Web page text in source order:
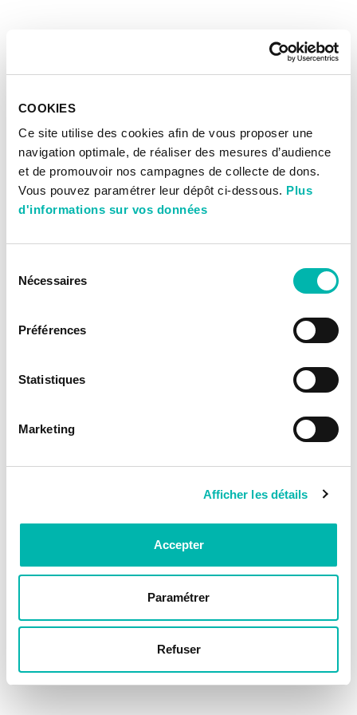
COOKIES
Ce site utilise des cookies afin de vous proposer une
navigation optimale, de réaliser des mesures d’audience
et de promouvoir nos campagnes de collecte de dons.
Vous pouvez paramétrer leur dépôt ci-dessous. Plus
d'informations sur vos données
Nécessaires
Préférences
Statistiques
Marketing
Afficher les détails
Accepter
Paramétrer
Refuser